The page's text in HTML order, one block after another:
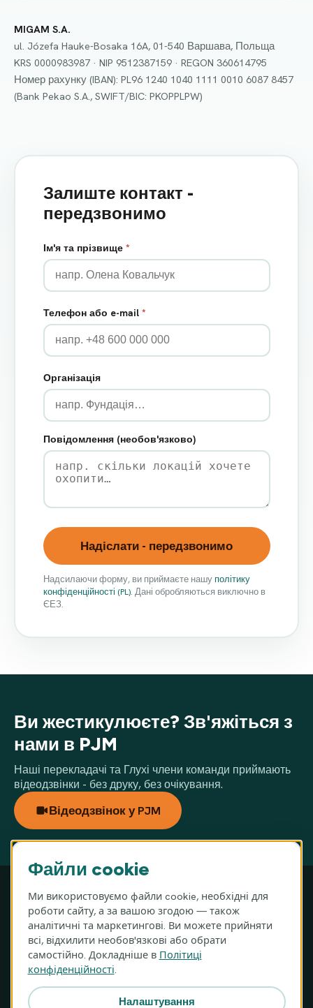
MIGAM S.A.
ul. Józefa Hauke-Bosaka 16A, 01-540 Варшава, Польща
KRS 0000983987 · NIP 9512387159 · REGON 360614795
Номер рахунку (IBAN): PL96 1240 1040 1111 0010 6087 8457
(Bank Pekao S.A., SWIFT/BIC: PKOPPLPW)
Залиште контакт -
передзвонимо
Ім'я та прізвище *
Телефон або e-mail *
Організація
Повідомлення (необов'язково)
Надіслати - передзвонимо
Надсилаючи форму, ви приймаєте нашу політику
конфіденційності (PL). Дані обробляються виключно в
ЄЕЗ.
Ви жестикулюєте? Зв'яжіться з
нами в PJM
Наші перекладачі та Глухі члени команди приймають
відеодзвінки - без друку, без очікування.
Відеодзвінок у PJM
MIGAM S.A. · ul. Józefa Hauke-Bosaka 16A, 01-540 Варшава,
Польща
Контактний пункт DSA:
Головна сторінка
Для Глухих
Файли cookie
Ми використовуємо файли cookie, необхідні для
роботи сайту, а за вашою згодою — також
аналітичні та маркетингові. Ви можете прийняти
всі, відхилити необов'язкові або обрати
самостійно. Докладніше в Політиці
конфіденційності
Налаштування